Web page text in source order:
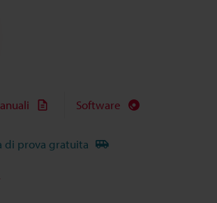
Software
di prova gratuita